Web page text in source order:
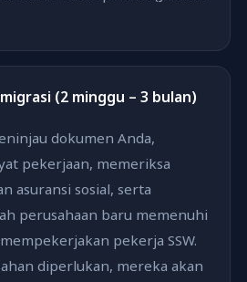
(2 minggu – 3 bulan)
dokumen Anda,
pekerjaan, memeriksa
asuransi sosial, serta
perusahaan baru memenuhi
pekerja SSW.
diperlukan, mereka akan